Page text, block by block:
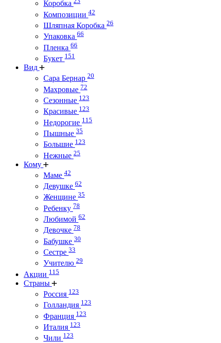
Коробка
Композиции 42
Шляпная Коробка 26
Упаковка 66
Пленка 66
Букет 151
Вид
Сара Бернар 20
Махровые 72
Сезонные 123
Красивые 123
Недорогие 115
Пышные 35
Большие 123
Нежные 25
Кому
Маме 42
Девушке 62
Женщине 35
Ребенку 78
Любимой 62
Девочке 78
Бабушке 30
Сестре 33
Учителю 29
Акции 115
Страны
Россия 123
Голландия 123
Франция 123
Италия 123
Чили 123